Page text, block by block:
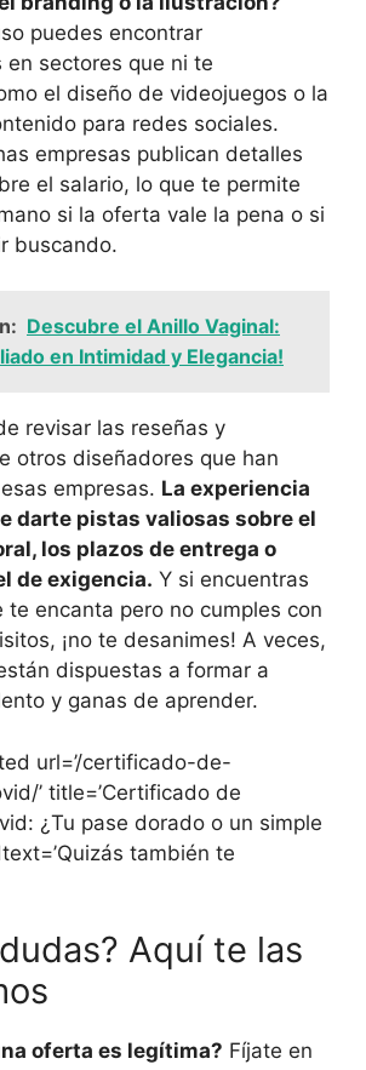
puedes encontrar
sectores que ni te
el diseño de videojuegos o la
para redes sociales.
empresas publican detalles
el salario, lo que te permite
si la oferta vale la pena o si
buscando.
Descubre el Anillo Vaginal:
en Intimidad y Elegancia!
revisar las reseñas y
otros diseñadores que han
empresas. La experiencia
darte pistas valiosas sobre el
los plazos de entrega o
de exigencia. Y si encuentras
te encanta pero no cumples con
¡no te desanimes! A veces,
dispuestas a formar a
y ganas de aprender.
url=’/certificado-de-
’ title=’Certificado de
¿Tu pase dorado o un simple
también te
Aquí te las
oferta es legítima? Fíjate en